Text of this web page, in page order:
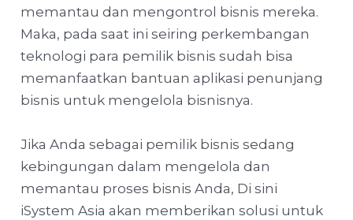
memantau dan mengontrol bisnis mereka.
Maka, pada saat ini seiring perkembangan
teknologi para pemilik bisnis sudah bisa
memanfaatkan bantuan aplikasi penunjang
bisnis untuk mengelola bisnisnya.
Jika Anda sebagai pemilik bisnis sedang
kebingungan dalam mengelola dan
memantau proses bisnis Anda, Di sini
iSystem Asia akan memberikan solusi untuk